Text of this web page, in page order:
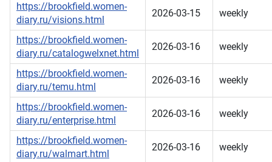
https://brookfield.women-
diary.ru/visions.html
2026-03-15 weekly
https://brookfield.women-
diary.ru/catalogwelxnet.html
2026-03-16 weekly
https://brookfield.women-
diary.ru/temu.html
2026-03-16 weekly
https://brookfield.women-
diary.ru/enterprise.html
2026-03-16 weekly
https://brookfield.women-
diary.ru/walmart.html
2026-03-16 weekly